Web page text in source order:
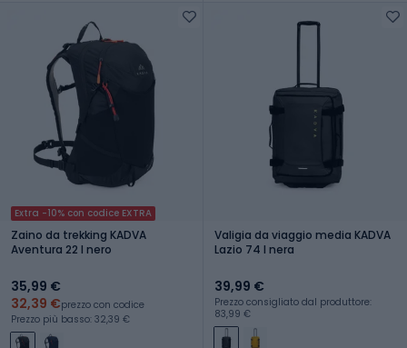
Extra -10% con codice EXTRA
Zaino da trekking KADVA
Aventura 22 l nero
35,99 €
32,39 €prezzo con codice
Prezzo più basso: 32,39 €
Valigia da viaggio media KADVA
Lazio 74 l nera
39,99 €
Prezzo consigliato dal produttore:
83,99 €